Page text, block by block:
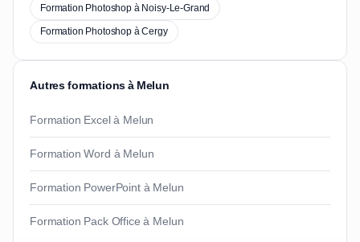
Formation Photoshop à Noisy-Le-Grand
Formation Photoshop à Cergy
Autres formations à Melun
Formation Excel à Melun
Formation Word à Melun
Formation PowerPoint à Melun
Formation Pack Office à Melun